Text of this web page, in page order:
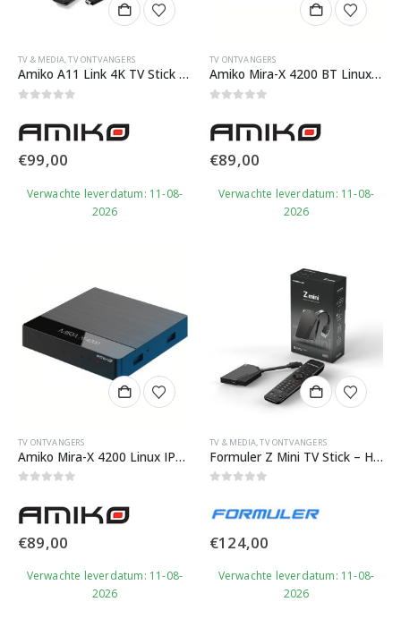
TV & MEDIA,TV ONTVANGERS
Amiko A11 Link 4K TV Stick – IPTV via MYTV3
€99,00
Verwachte leverdatum: 11-08-
2026
TV ONTVANGERS
Amiko Mira-X 4200 BT Linux IPTV Box
€89,00
Verwachte leverdatum: 11-08-
2026
TV ONTVANGERS
Amiko Mira-X 4200 Linux IPTV Box
€89,00
Verwachte leverdatum: 11-08-
2026
TV & MEDIA ,TV ONTVANGERS
Formuler Z Mini TV Stick – HDMI Dongle met My TV Online 3
€124,00
Verwachte leverdatum: 11-08-
2026